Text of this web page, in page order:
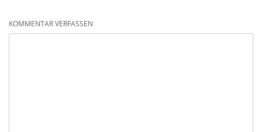
KOMMENTAR VERFASSEN